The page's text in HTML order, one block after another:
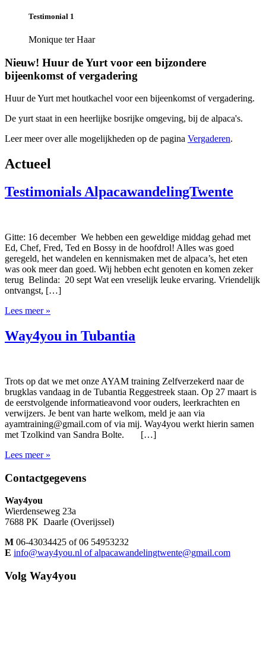
Testimonial 1
Monique ter Haar
Nieuw! Huur de Yurt voor een bijzondere
bijeenkomst of vergadering
Huur de Yurt met houtkachel voor een bijeenkomst of vergadering.
De yurt staat in een heerlijke bosrijke omgeving, bij de alpaca's.
Leer meer over alle mogelijkheden op de pagina Vergaderen.
Actueel
Testimonials AlpacawandelingTwente
Gitte: 16 december We hebben een geweldige middag gehad met
Ed, Chef, Fred, Ted en Bossy in de hoofdrol! Alles was goed
geregeld, het wandelen en kennismaken met de alpaca’s, het eten
was ook meer dan goed. Wij hebben echt genoten en komen zeker
terug Belinda: 20 sept Wat een vreselijk leuke ervaring. Vriendelijk
ontvangst, […]
Lees meer »
Way4you in Tubantia
Trots op dat we met onze AYAM training Zelfverzekerd naar de
brugklas vandaag in de Tubantia Reggestreek staan. Op 27 maart is
de eerstvolgende informatieavond voor ouders, leerkrachten en
verwijzers. Je bent van harte welkom, meld je aan via
ayamtraining@gmail.com of via mij. Way4you werkt hierin samen
met Tzolkind van Sandra Bolte. […]
Lees meer »
Footer
Contactgegevens
Way4you
Wierdenseweg 23a
7688 PK Daarle (Overijssel)
M 06-43034425 of 06 54953232
E info@way4you.nl of alpacawandelingtwente@gmail.com
Volg Way4you